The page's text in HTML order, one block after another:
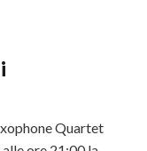
Quartet